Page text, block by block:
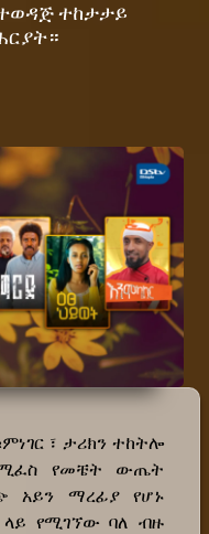
ተከታታይ
፣ ታሪክን ተከትሎ
የመቼት ውጤት
አይን ማረፊያ የሆኑ
የሚገኘው ባለ ብዙ